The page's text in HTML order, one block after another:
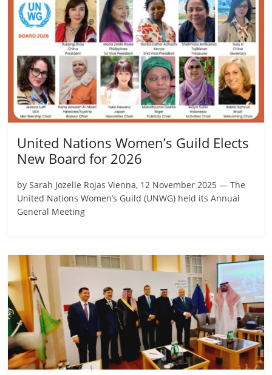
United Nations Women’s Guild Elects
New Board for 2026
by Sarah Jozelle Rojas Vienna, 12 November 2025 — The
United Nations Women’s Guild (UNWG) held its Annual
General Meeting